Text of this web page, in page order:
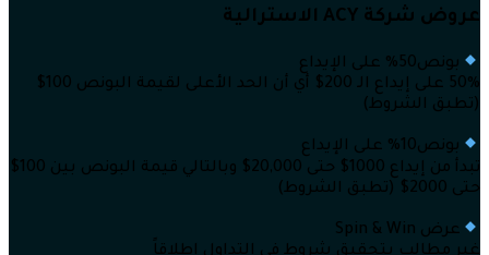
عروض شركة ACY الاسترالية
بونص50% على الإيداع
50% على إيداع الـ 200$ أي أن الحد الأعلى لقيمة البونص 100$
(تطبق الشروط)
بونص10% على الإيداع
تبدأ من إيداع 1000$ حتى 20,000$ وبالتالي قيمة البونص بين 100$
حتى 2000$ (تطبق الشروط)
عرض Spin & Win